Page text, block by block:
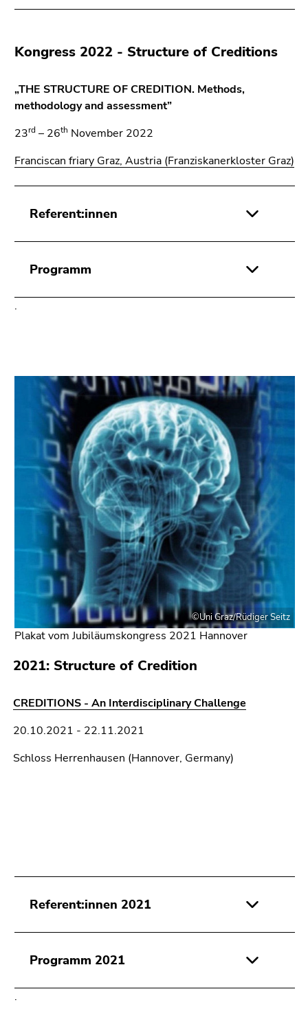
Kongress 2022 - Structure of Creditions
„THE STRUCTURE OF CREDITION. Methods,
methodology and assessment”
23rd – 26th November 2022
Franciscan friary Graz, Austria (Franziskanerkloster Graz)
Referent:innen
Programm
.
©Uni Graz/Rüdiger Seitz
Plakat vom Jubiläumskongress 2021 Hannover
2021: Structure of Credition
CREDITIONS - An Interdisciplinary Challenge
20.10.2021 - 22.11.2021
Schloss Herrenhausen (Hannover, Germany)
Referent:innen 2021
Programm 2021
.